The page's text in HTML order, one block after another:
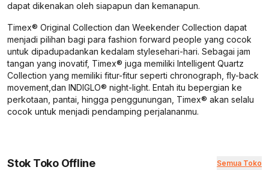
dapat dikenakan oleh siapapun dan kemanapun.
Timex® Original Collection dan Weekender Collection dapat
menjadi pilihan bagi para fashion forward people yang cocok
untuk dipadupadankan kedalam stylesehari-hari. Sebagai jam
tangan yang inovatif, Timex® juga memiliki Intelligent Quartz
Collection yang memiliki fitur-fitur seperti chronograph, fly-back
movement,dan INDIGLO® night-light. Entah itu bepergian ke
perkotaan, pantai, hingga penggunungan, Timex® akan selalu
cocok untuk menjadi pendamping perjalananmu.
Stok Toko Offline Semua Toko